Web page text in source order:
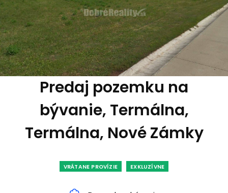
Predaj pozemku na
bývanie, Termálna,
Termálna, Nové Zámky
VRÁTANE PROVÍZIE EXKLUZÍVNE